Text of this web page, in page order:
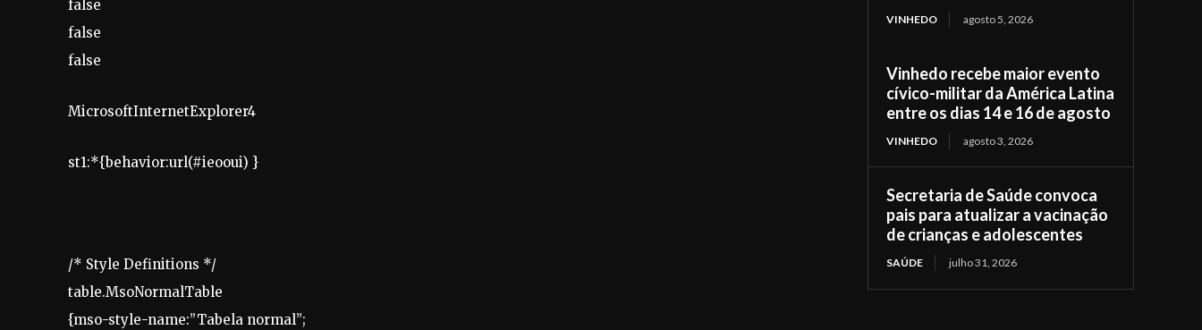
false
false
false
MicrosoftInternetExplorer4
st1:*{behavior:url(#ieooui) }
/* Style Definitions */
table.MsoNormalTable
{mso-style-name:”Tabela normal”;
VINHEDO agosto 5, 2026
Vinhedo recebe maior evento
cívico-militar da América Latina
entre os dias 14 e 16 de agosto
VINHEDO agosto 3, 2026
Secretaria de Saúde convoca
pais para atualizar a vacinação
de crianças e adolescentes
SAÚDE julho 31, 2026